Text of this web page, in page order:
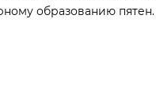
образованию пятен.